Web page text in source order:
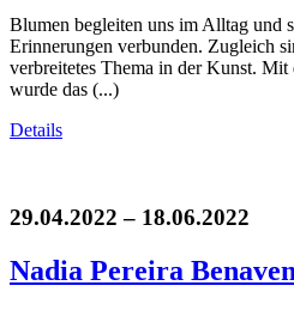
Blumen begleiten uns im Alltag und
Erinnerungen verbunden. Zugleich
verbreitetes Thema in der Kunst.
wurde das (...)
Details
29.04.2022 – 18.06.2022
Nadia Pereira